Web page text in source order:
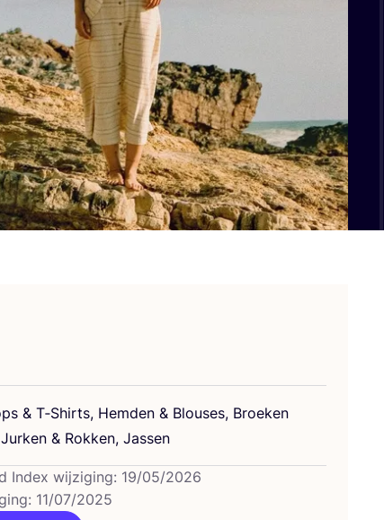
& T‑Shirts, Hem­den & Blou­ses, Broe­ken
& Rok­ken, Jassen
Index wijziging: 19/05/2026
11/07/2025